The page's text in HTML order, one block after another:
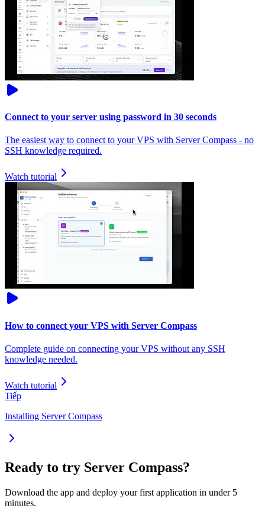
Connect to your server using password in 30 seconds
The easiest way to connect to your VPS with Server Compass - no
SSH knowledge required.
Watch tutorial
How to connect your VPS with Server Compass
Complete guide on connecting your VPS without any SSH
knowledge needed.
Watch tutorial
Tiếp
Installing Server Compass
Ready to try Server Compass?
Download the app and deploy your first application in under 5
minutes.